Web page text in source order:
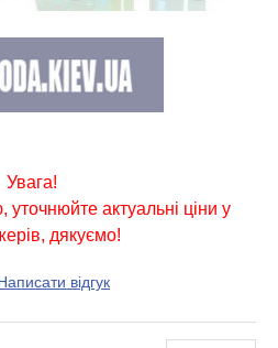
Увага!
уточнюйте актуальні ціни у
дякуємо!
відгук